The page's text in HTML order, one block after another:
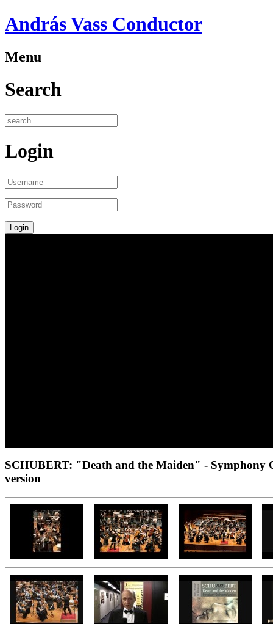
András Vass Conductor
Menu
Search
Login
SCHUBERT: "Death and the Maiden" - Symphony
version